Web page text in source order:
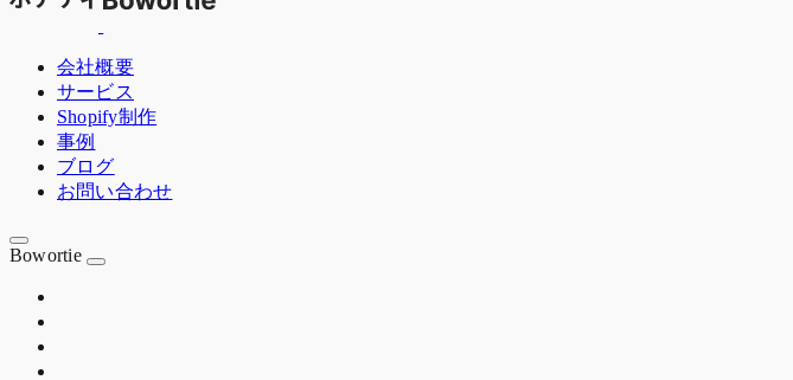
会社概要
サービス
Shopify制作
事例
ブログ
お問い合わせ
Bowortie